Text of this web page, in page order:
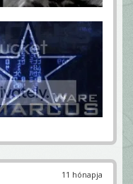
11 hónapja